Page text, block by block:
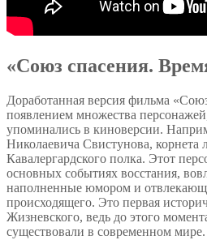
«Союз спасения.
Доработанная версия фильма
появлением множества
упоминались в киноверсии.
Николаевича Свистунова, корнета
Кавалергардского полка. Этот
основных событиях восстания,
наполненные юмором и
происходящего. Это первая
Жизневского, ведь до этого
существовали в современном мире.